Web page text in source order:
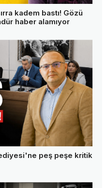
kadem bastı! Gözü
haber alamıyor
peş peşe kritik